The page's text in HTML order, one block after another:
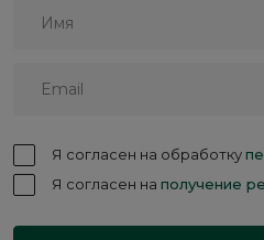
Я согласен на обработку
Я согласен на получение